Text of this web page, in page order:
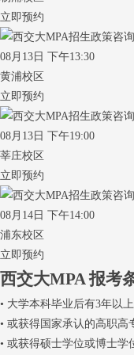
立即预约
08月13日 下午13:30
黄浦校区
立即预约
08月13日 下午19:00
莘庄校区
立即预约
08月14日 下午14:00
浦东校区
立即预约
西交大MPA报考
• 大学本科毕业后有3年以
• 或获得国家承认的高职高
• 或获得硕士学位或博士学